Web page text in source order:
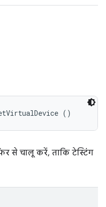
()
से चालू करें, ताकि टेस्टिंग